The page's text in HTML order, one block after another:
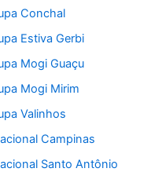
Conchal
Estiva Gerbi
Mogi Guaçu
Mogi Mirim
Valinhos
Campinas
Santo Antônio